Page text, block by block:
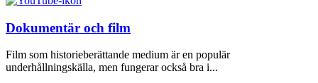
Dokumentär och film
Film som historieberättande medium är en populär
underhållningskälla, men fungerar också bra i...